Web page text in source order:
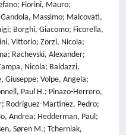
Fiorini, Mauro;
Massimo; Malcovati,
Borghi, Giacomo; Ficorella,
Vittorio; Zorzi, Nicola;
Rachevski, Alexander;
Nicola; Baldazzi,
Giuseppe; Volpe, Angela;
Paul H.; Pinazo-Herrero,
Rodríguez-Martínez, Pedro;
Andrea; Hedderman, Paul;
Søren M.; Tcherniak,